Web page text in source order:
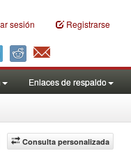
sesión Registrarse
Enlaces de respaldo
Consulta personalizada